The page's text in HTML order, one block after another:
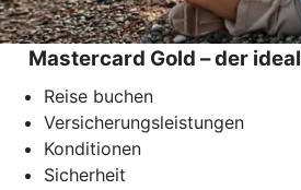
Mastercard Gold – der
Reise buchen
Versicherungsleistungen
Konditionen
Sicherheit